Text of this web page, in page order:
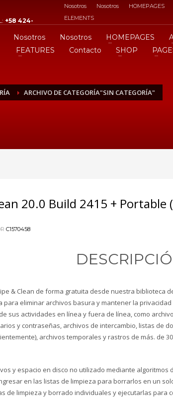
account. 2 Review your order.
+58 424-
Nosotros Nosotros HOMEPAGES
ELEMENTS
Nosotros Nosotros HOMEPAGES
FEATURES
Contacto SHOP
ARCHIVO DE CATEGORÍA"SIN CATEGORÍA"
20.0 Build 2415 + Portable
C1570458
& Clean de forma gratuita desde nuestra biblioteca
para eliminar archivos basura y mantener la
sus actividades en línea y fuera de línea, como
y contraseñas, archivos de intercambio, listas de
archivos temporales y rastros de más. de
y espacio en disco no utilizado mediante
en las listas de limpieza para borrarlos en un
de limpieza y borrado individuales y ejecutarlas para